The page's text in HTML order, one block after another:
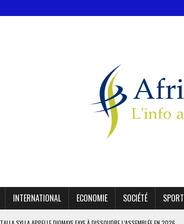
INTERNATIONAL ECONOMIE SOCIÉTÉ SPORT